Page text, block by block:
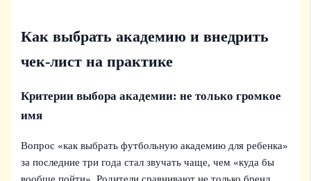
Как выбрать академию и внедрить
чек-лист на практике
Критерии выбора академии: не только громкое
имя
Вопрос «как выбрать футбольную академию для ребенка»
за последние три года стал звучать чаще, чем «куда бы